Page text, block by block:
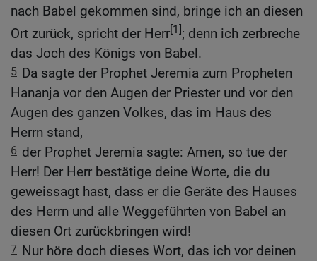
nach Babel gekommen sind, bringe ich an diesen
Ort zurück, spricht der Herr[1]; denn ich zerbreche
das Joch des Königs von Babel.
5 Da sagte der Prophet Jeremia zum Propheten
Hananja vor den Augen der Priester und vor den
Augen des ganzen Volkes, das im Haus des
Herrn stand,
6 der Prophet Jeremia sagte: Amen, so tue der
Herr! Der Herr bestätige deine Worte, die du
geweissagt hast, dass er die Geräte des Hauses
des Herrn und alle Weggeführten von Babel an
diesen Ort zurückbringen wird!
7 Nur höre doch dieses Wort, das ich vor deinen